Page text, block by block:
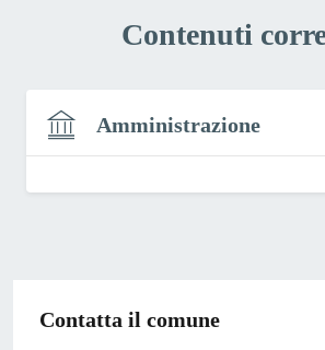
Contenuti
Amministrazione
Contatta il comune